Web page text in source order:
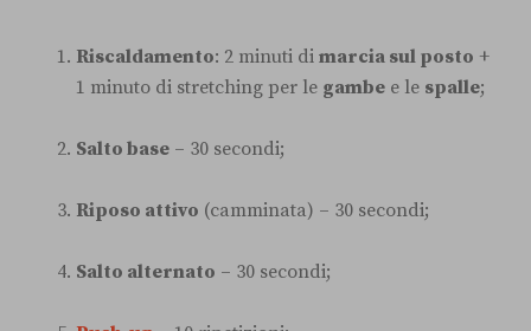
Riscaldamento: 2 minuti di marcia sul posto +
1 minuto di stretching per le gambe e le spalle;
Salto base – 30 secondi;
Riposo attivo (camminata) – 30 secondi;
Salto alternato – 30 secondi;